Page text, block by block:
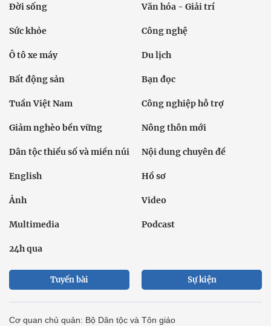
Đời sống Văn hóa - Giải trí
Sức khỏe Công nghệ
Ô tô xe máy Du lịch
Bất động sản Bạn đọc
Tuần Việt Nam Công nghiệp hỗ trợ
Giảm nghèo bền vững Nông thôn mới
Dân tộc thiểu số và miền núi Nội dung chuyên đề
English Hồ sơ
Ảnh Video
Multimedia Podcast
24h qua
Tuyến bài Sự kiện
Cơ quan chủ quản: Bộ Dân tộc và Tôn giáo